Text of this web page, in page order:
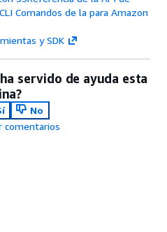
Comandos de la para Amazon
y SDK
servido de ayuda esta
No
comentarios